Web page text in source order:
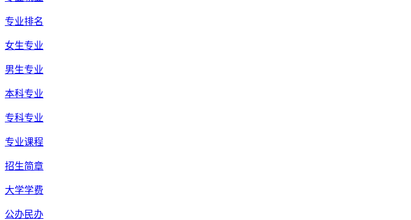
专业排名
女生专业
男生专业
本科专业
专科专业
专业课程
招生简章
大学学费
公办民办